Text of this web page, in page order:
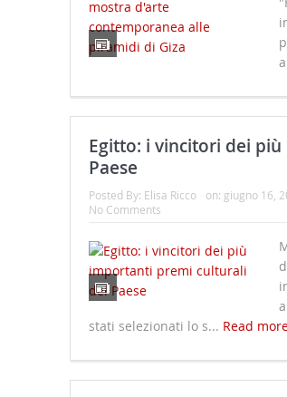
Egitto: i vincitori dei
Paese
Posted By: Elisa Ricco on: giugno 16,
No Comments
stati selezionati lo s... Read